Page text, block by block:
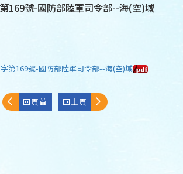
169號-國防部陸軍司令部--海(空)域
第169號-國防部陸軍司令部--海(空)域
回頁首 回上頁